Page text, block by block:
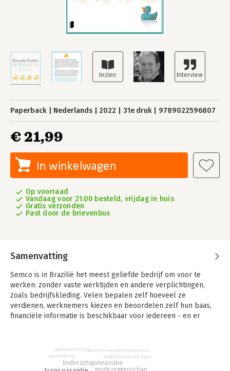
Paperback Nederlands 2022 31e druk 9789022596807
€ 21,99
In winkelwagen
Op voorraad
Vandaag voor 21:00 besteld, vrijdag in huis
Gratis verzonden
Past door de brievenbus
Samenvatting
Semco is in Brazilië het meest geliefde bedrijf om voor te
werken: zonder vaste werktijden en andere verplichtingen,
zoals bedrijfskleding. Velen bepalen zelf hoeveel ze
verdienen, werknemers kiezen en beoordelen zelf hun baas,
financiële informatie is beschikbaar voor iedereen - en er
productieve, stimulerende en in alle opzichten lonende manier
van werken. 'Semco-stijl' inspireert en daagt uit tot een nieuwe
leiderschapinnovatie
verandering
besluitvormingwerknemersbetrokkenheid
arbeidsverhoudingen